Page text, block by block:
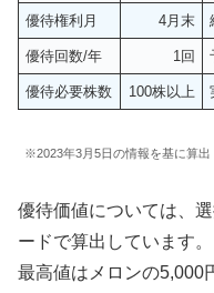
優待権利月 4月末
優待回数/年 1回
優待必要株数 100株以上
※2023年3月5日の情報を基に算出
優待価値については、
ードで算出しています。
最高値はメロンの5,000